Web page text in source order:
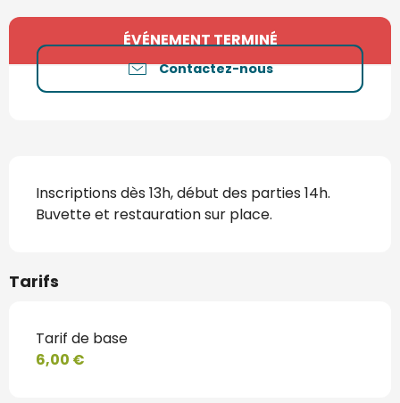
Ouverture et coordonnées
ÉVÉNEMENT TERMINÉ
Contactez-nous
Inscriptions dès 13h, début des parties 14h.
Buvette et restauration sur place.
Tarifs
Tarif de base
6,00 €